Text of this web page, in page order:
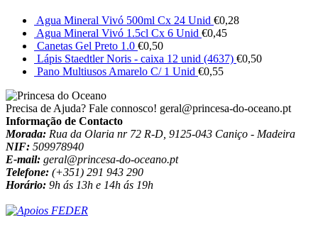
Agua Mineral Vivó 500ml Cx 24 Unid €0,28
Agua Mineral Vivó 1.5cl Cx 6 Unid €0,45
Canetas Gel Preto 1.0 €0,50
Lápis Staedtler Noris - caixa 12 unid (4637) €0,50
Pano Multiusos Amarelo C/ 1 Unid €0,55
Precisa de Ajuda? Fale connosco! geral@princesa-do-oceano.pt
Informação de Contacto
Morada: Rua da Olaria nr 72 R-D, 9125-043 Caniço - Madeira
NIF: 509978940
E-mail: geral@princesa-do-oceano.pt
Telefone: (+351) 291 943 290
Horário: 9h ás 13h e 14h ás 19h